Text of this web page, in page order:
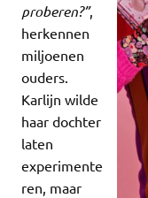
proberen?”,
herkennen
miljoenen
ouders.
Karlijn wilde
haar dochter
laten
experimente
ren, maar